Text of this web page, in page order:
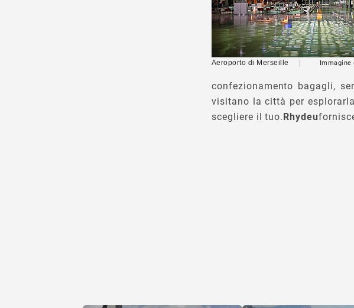
Aeroporto di Merseille Immagine
confezionamento bagagli,
visitano la città per
scegliere il tuo. Rhydeu